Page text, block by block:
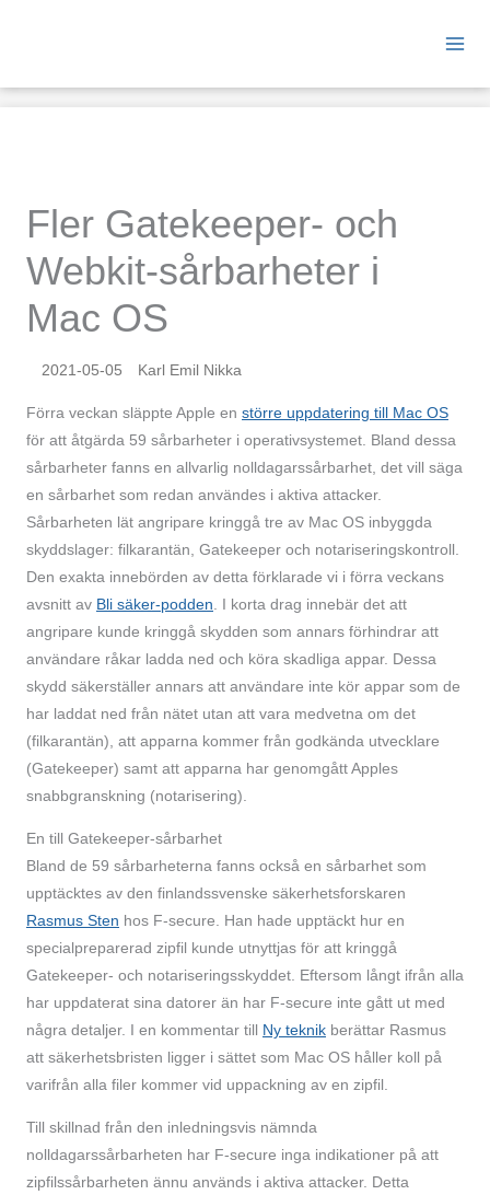
Fler Gatekeeper- och
Webkit-sårbarheter i
Mac OS
2021-05-05 Karl Emil Nikka
Förra veckan släppte Apple en större uppdatering till Mac OS
för att åtgärda 59 sårbarheter i operativsystemet. Bland dessa
sårbarheter fanns en allvarlig nolldagarssårbarhet, det vill säga
en sårbarhet som redan användes i aktiva attacker.
Sårbarheten lät angripare kringgå tre av Mac OS inbyggda
skyddslager: filkarantän, Gatekeeper och notariseringskontroll.
Den exakta innebörden av detta förklarade vi i förra veckans
avsnitt av Bli säker-podden . I korta drag innebär det att
angripare kunde kringgå skydden som annars förhindrar att
användare råkar ladda ned och köra skadliga appar. Dessa
skydd säkerställer annars att användare inte kör appar som de
har laddat ned från nätet utan att vara medvetna om det
(filkarantän), att apparna kommer från godkända utvecklare
(Gatekeeper) samt att apparna har genomgått Apples
snabbgranskning (notarisering).
En till Gatekeeper-sårbarhet
Bland de 59 sårbarheterna fanns också en sårbarhet som
upptäcktes av den finlandssvenske säkerhetsforskaren
Rasmus Sten hos F-secure. Han hade upptäckt hur en
specialpreparerad zipfil kunde utnyttjas för att kringgå
Gatekeeper- och notariseringsskyddet. Eftersom långt ifrån alla
har uppdaterat sina datorer än har F-secure inte gått ut med
några detaljer. I en kommentar till Ny teknik berättar Rasmus
att säkerhetsbristen ligger i sättet som Mac OS håller koll på
varifrån alla filer kommer vid uppackning av en zipfil.
Till skillnad från den inledningsvis nämnda
nolldagarssårbarheten har F-secure inga indikationer på att
zipfilssårbarheten ännu används i aktiva attacker. Detta